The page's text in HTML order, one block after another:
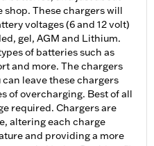
shop. These chargers will
voltages (6 and 12 volt)
gel, AGM and Lithium.
of batteries such as
and more. The chargers
leave these chargers
of overcharging. Best of all
required. Chargers are
altering each charge
and providing a more